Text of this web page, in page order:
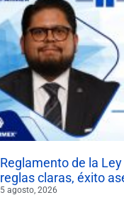
Reglamento de la
reglas claras, éxito
5 agosto, 2026